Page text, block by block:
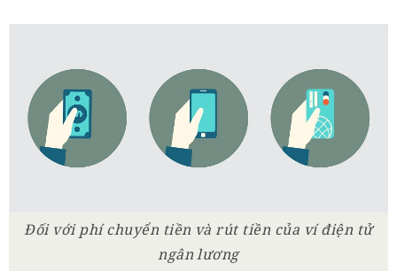
Đối với phí chuyển tiền và rút tiền của ví điện tử
ngân lương